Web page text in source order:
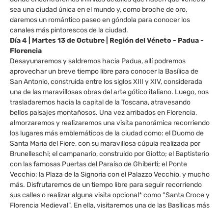
sea una ciudad única en el mundo y, como broche de oro,
daremos un romántico paseo en góndola para conocer los
canales más pintorescos de la ciudad.
Día 4 | Martes 13 de Octubre | Región del Véneto - Padua -
Florencia
Desayunaremos y saldremos hacia Padua, allí podremos
aprovechar un breve tiempo libre para conocer la Basílica de
San Antonio, construida entre los siglos XIII y XIV, considerada
una de las maravillosas obras del arte gótico italiano. Luego, nos
trasladaremos hacia la capital de la Toscana, atravesando
bellos paisajes montañosos. Una vez arribados en Florencia,
almorzaremos y realizaremos una visita panorámica recorriendo
los lugares más emblemáticos de la ciudad como: el Duomo de
Santa Maria del Fiore, con su maravillosa cúpula realizada por
Brunelleschi; el campanario, construido por Giotto; el Baptisterio
con las famosas Puertas del Paraíso de Ghiberti; el Ponte
Vecchio; la Plaza de la Signoria con el Palazzo Vecchio, y mucho
más. Disfrutaremos de un tiempo libre para seguir recorriendo
sus calles o realizar alguna visita opcional* como “Santa Croce y
Florencia Medieval”. En ella, visitaremos una de las Basílicas más